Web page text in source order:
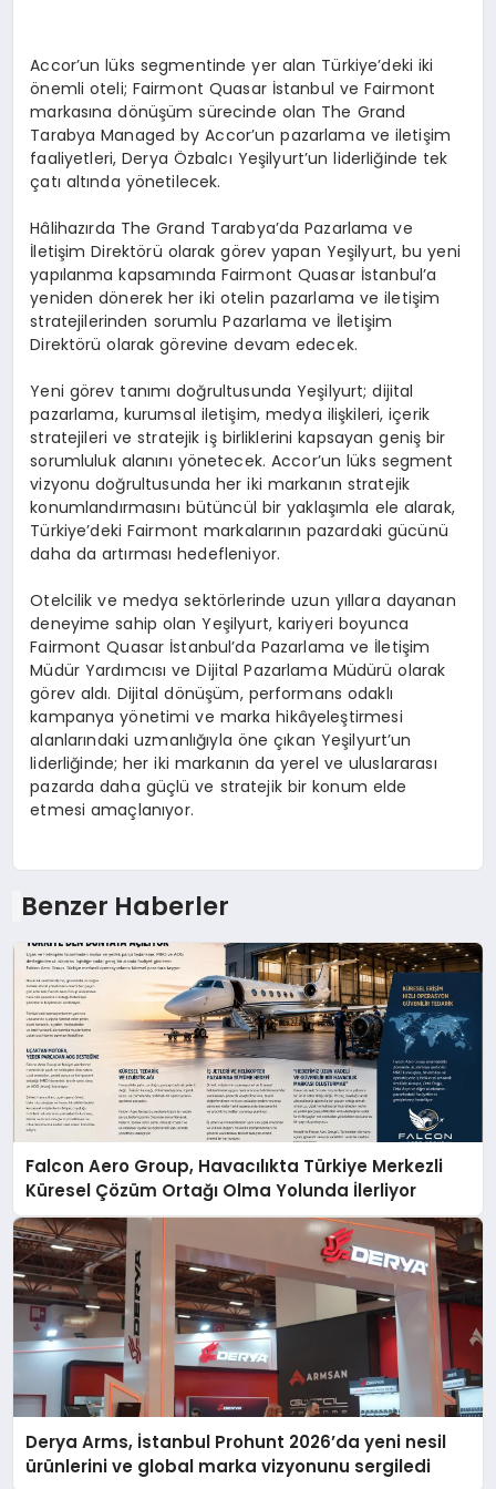
Accor’un lüks segmentinde yer alan Türkiye’deki iki
önemli oteli; Fairmont Quasar İstanbul ve Fairmont
markasına dönüşüm sürecinde olan The Grand
Tarabya Managed by Accor’un pazarlama ve iletişim
faaliyetleri, Derya Özbalcı Yeşilyurt’un liderliğinde tek
çatı altında yönetilecek.
Hâlihazırda The Grand Tarabya’da Pazarlama ve
İletişim Direktörü olarak görev yapan Yeşilyurt, bu yeni
yapılanma kapsamında Fairmont Quasar İstanbul’a
yeniden dönerek her iki otelin pazarlama ve iletişim
stratejilerinden sorumlu Pazarlama ve İletişim
Direktörü olarak görevine devam edecek.
Yeni görev tanımı doğrultusunda Yeşilyurt; dijital
pazarlama, kurumsal iletişim, medya ilişkileri, içerik
stratejileri ve stratejik iş birliklerini kapsayan geniş bir
sorumluluk alanını yönetecek. Accor’un lüks segment
vizyonu doğrultusunda her iki markanın stratejik
konumlandırmasını bütüncül bir yaklaşımla ele alarak,
Türkiye’deki Fairmont markalarının pazardaki gücünü
daha da artırması hedefleniyor.
Otelcilik ve medya sektörlerinde uzun yıllara dayanan
deneyime sahip olan Yeşilyurt, kariyeri boyunca
Fairmont Quasar İstanbul’da Pazarlama ve İletişim
Müdür Yardımcısı ve Dijital Pazarlama Müdürü olarak
görev aldı. Dijital dönüşüm, performans odaklı
kampanya yönetimi ve marka hikâyeleştirmesi
alanlarındaki uzmanlığıyla öne çıkan Yeşilyurt’un
liderliğinde; her iki markanın da yerel ve uluslararası
pazarda daha güçlü ve stratejik bir konum elde
etmesi amaçlanıyor.
Benzer Haberler
Falcon Aero Group, Havacılıkta Türkiye Merkezli
Küresel Çözüm Ortağı Olma Yolunda İlerliyor
Derya Arms, İstanbul Prohunt 2026’da yeni nesil
ürünlerini ve global marka vizyonunu sergiledi